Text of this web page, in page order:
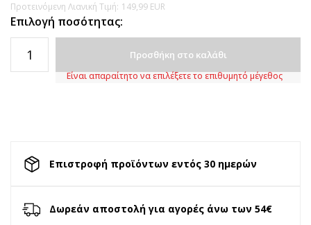
Προτεινόμενη Λιανική Τιμή: 149,99 EUR
Επιλογή ποσότητας:
Προσθήκη στο καλάθι
Είναι απαραίτητο να επιλέξετε το επιθυμητό μέγεθος
Επιστροφή προϊόντων εντός 30 ημερών
Δωρεάν αποστολή για αγορές άνω των 54€